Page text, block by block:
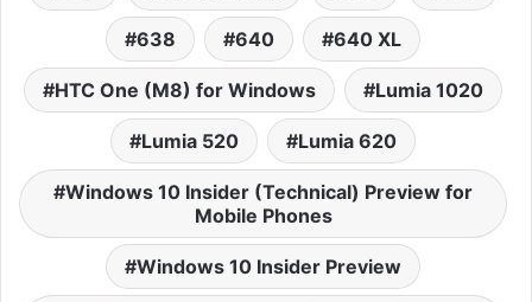
638 640 640 XL
HTC One (M8) for Windows Lumia 1020
Lumia 520 Lumia 620
Windows 10 Insider (Technical) Preview for
Mobile Phones
Windows 10 Insider Preview